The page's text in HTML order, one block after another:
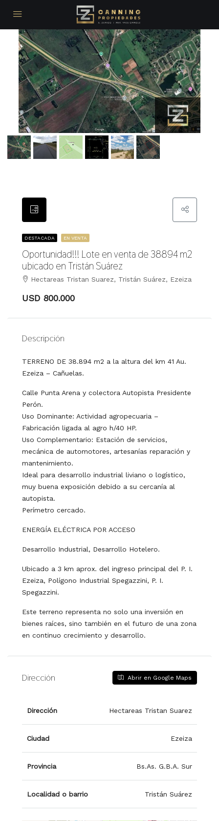
DESTACADA EN VENTA
Oportunidad!!! Lote en venta de 38894 m2
ubicado en Tristán Suárez
Hectareas Tristan Suarez, Tristán Suárez, Ezeiza
USD 800.000
Descripción
TERRENO DE 38.894 m2 a la altura del km 41 Au.
Ezeiza – Cañuelas.
Calle Punta Arena y colectora Autopista Presidente
Perón.
Uso Dominante: Actividad agropecuaria –
Fabricación ligada al agro h/40 HP.
Uso Complementario: Estación de servicios,
mecánica de automotores, artesanías reparación y
mantenimiento.
Ideal para desarrollo industrial liviano o logístico,
muy buena exposición debido a su cercanía al
autopista.
Perímetro cercado.
ENERGÍA ELÉCTRICA POR ACCESO
Desarrollo Industrial, Desarrollo Hotelero.
Ubicado a 3 km aprox. del ingreso principal del P. I.
Ezeiza, Polígono Industrial Spegazzini, P. I.
Spegazzini.
Este terreno representa no solo una inversión en
bienes raíces, sino también en el futuro de una zona
en continuo crecimiento y desarrollo.
Dirección Abrir en Google Maps
Dirección Hectareas Tristan Suarez
Ciudad Ezeiza
Provincia Bs.As. G.B.A. Sur
Localidad o barrio Tristán Suárez